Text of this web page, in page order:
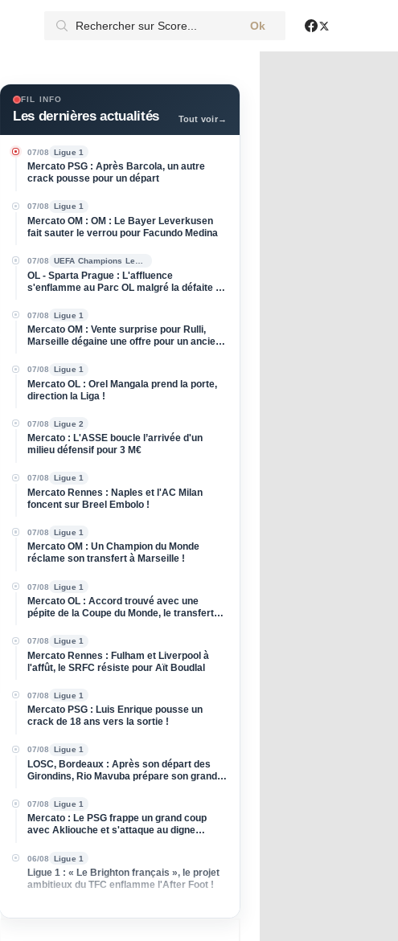
Ok
FIL INFO
Les dernières actualités Tout voir→
07/08 Ligue 1
Mercato PSG : Après Barcola, un autre
crack pousse pour un départ
07/08 Ligue 1
Mercato OM : OM : Le Bayer Leverkusen
fait sauter le verrou pour Facundo Medina
07/08
OL - Sparta Prague : L'affluence
s'enflamme au Parc OL malgré la défaite à
07/08 Ligue 1
Mercato OM : Vente surprise pour Rulli,
Marseille dégaine une offre pour un ancien
07/08 Ligue 1
Mercato OL : Orel Mangala prend la porte,
direction la Liga !
07/08 Ligue 2
Mercato : L'ASSE boucle l’arrivée d'un
milieu défensif pour 3 M€
07/08 Ligue 1
Mercato Rennes : Naples et l'AC Milan
foncent sur Breel Embolo !
07/08 Ligue 1
Mercato OM : Un Champion du Monde
réclame son transfert à Marseille !
07/08 Ligue 1
Mercato OL : Accord trouvé avec une
pépite de la Coupe du Monde, le transfert
07/08 Ligue 1
Mercato Rennes : Fulham et Liverpool à
l'affût, le SRFC résiste pour Aït Boudlal
07/08 Ligue 1
Mercato PSG : Luis Enrique pousse un
crack de 18 ans vers la sortie !
07/08 Ligue 1
LOSC, Bordeaux : Après son départ des
Girondins, Rio Mavuba prépare son grand
07/08 Ligue 1
Mercato : Le PSG frappe un grand coup
avec Akliouche et s'attaque au digne
06/08 Ligue 1
Ligue 1 : « Le Brighton français », le projet
ambitieux du TFC enflamme l'After Foot !